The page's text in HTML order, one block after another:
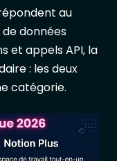
au
données
et appels API, la
: les deux
catégorie.